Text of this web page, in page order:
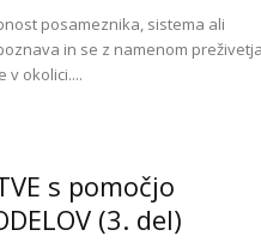
posameznika, sistema ali
in se z namenom preživetja
v okolici....
s pomočjo
(3. del)